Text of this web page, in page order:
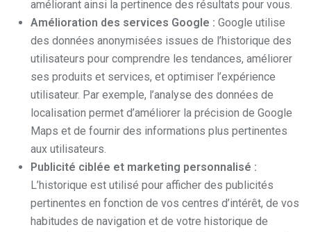
améliorant ainsi la pertinence des résultats pour vous.
Amélioration des services Google : Google utilise
des données anonymisées issues de l’historique des
utilisateurs pour comprendre les tendances, améliorer
ses produits et services, et optimiser l’expérience
utilisateur. Par exemple, l’analyse des données de
localisation permet d’améliorer la précision de Google
Maps et de fournir des informations plus pertinentes
aux utilisateurs.
Publicité ciblée et marketing personnalisé :
L’historique est utilisé pour afficher des publicités
pertinentes en fonction de vos centres d’intérêt, de vos
habitudes de navigation et de votre historique de